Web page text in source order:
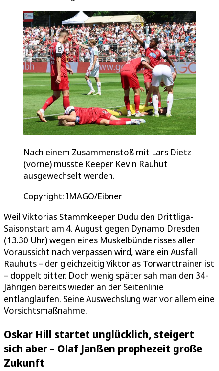
Nach einem Zusammenstoß mit Lars Dietz
(vorne) musste Keeper Kevin Rauhut
ausgewechselt werden.
Copyright: IMAGO/Eibner
Weil Viktorias Stammkeeper Dudu den Drittliga-
Saisonstart am 4. August gegen Dynamo Dresden
(13.30 Uhr) wegen eines Muskelbündelrisses aller
Voraussicht nach verpassen wird, wäre ein Ausfall
Rauhuts – der gleichzeitig Viktorias Torwarttrainer ist
– doppelt bitter. Doch wenig später sah man den 34-
Jährigen bereits wieder an der Seitenlinie
entlanglaufen. Seine Auswechslung war vor allem eine
Vorsichtsmaßnahme.
Oskar Hill startet unglücklich, steigert
sich aber – Olaf Janßen prophezeit große
Zukunft